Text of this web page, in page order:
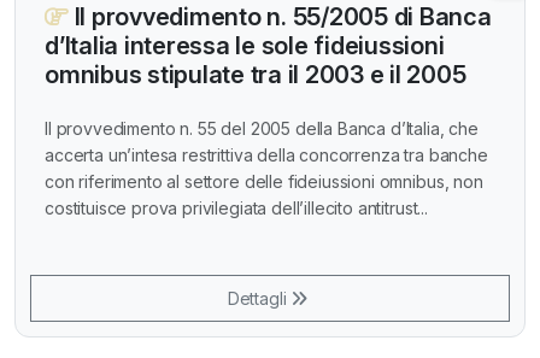
Il provvedimento n. 55/2005 di Banca
d’Italia interessa le sole fideiussioni
omnibus stipulate tra il 2003 e il 2005
Il provvedimento n. 55 del 2005 della Banca d’Italia, che
accerta un’intesa restrittiva della concorrenza tra banche
con riferimento al settore delle fideiussioni omnibus, non
costituisce prova privilegiata dell’illecito antitrust...
Dettagli